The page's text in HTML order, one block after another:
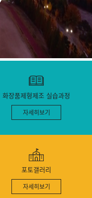
화장품제형제조 실습과정
자세히보기
포토갤러리
자세히보기